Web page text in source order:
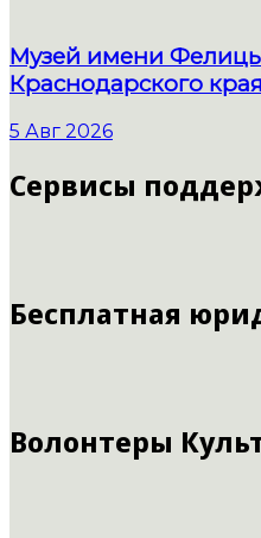
Музей имени
Краснодарского
5 Авг 2026
Сервисы
Бесплатная
Волонтеры